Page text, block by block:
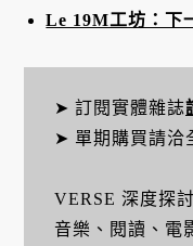
Le 19M工坊：下
➤ 訂閱實體雜誌
➤ 單期購買請洽
VERSE 深度探
音樂、閱讀、電